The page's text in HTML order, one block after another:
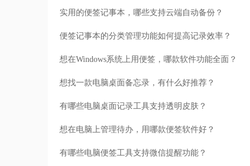
实用的便签记事本，哪些支持云端自动备份？
便签记事本的分类管理功能如何提高记录效率？
想在Windows系统上用便签，哪款软件功能全面？
想找一款电脑桌面备忘录，有什么好推荐？
有哪些电脑桌面记录工具支持透明皮肤？
想在电脑上管理待办，用哪款便签软件好？
有哪些电脑便签工具支持微信提醒功能？